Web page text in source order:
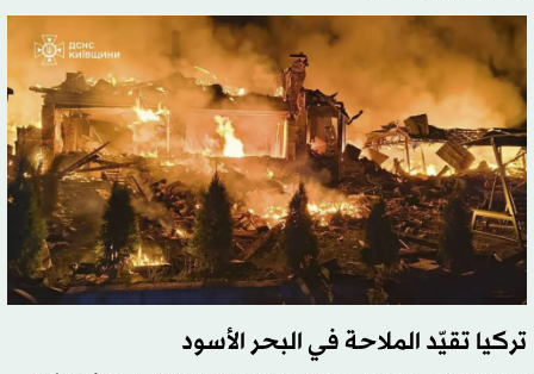
تركيا تقيّد الملاحة في البحر الأسود